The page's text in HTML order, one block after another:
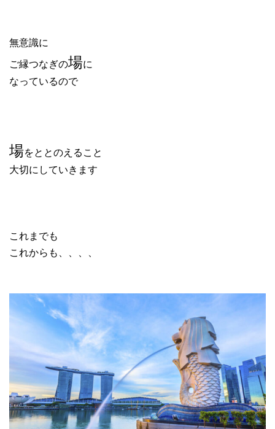
無意識に
ご縁つなぎの場に
なっているので
場をととのえること
大切にしていきます
これまでも
これからも、、、、